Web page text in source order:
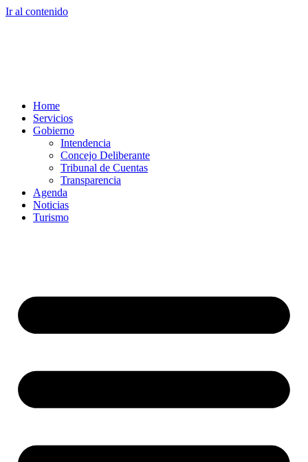
Ir al contenido
Home
Servicios
Gobierno
Intendencia
Concejo Deliberante
Tribunal de Cuentas
Transparencia
Agenda
Noticias
Turismo